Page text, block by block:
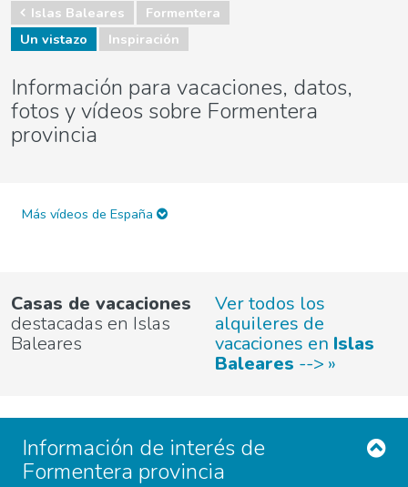
Islas Baleares
Formentera
Un vistazo
Inspiración
Información para vacaciones, datos,
fotos y vídeos sobre Formentera
provincia
Más vídeos de España
Casas de vacaciones
destacadas en Islas
Baleares
Ver todos los
alquileres de
vacaciones en Islas
Baleares -->
Información de interés de
Formentera provincia